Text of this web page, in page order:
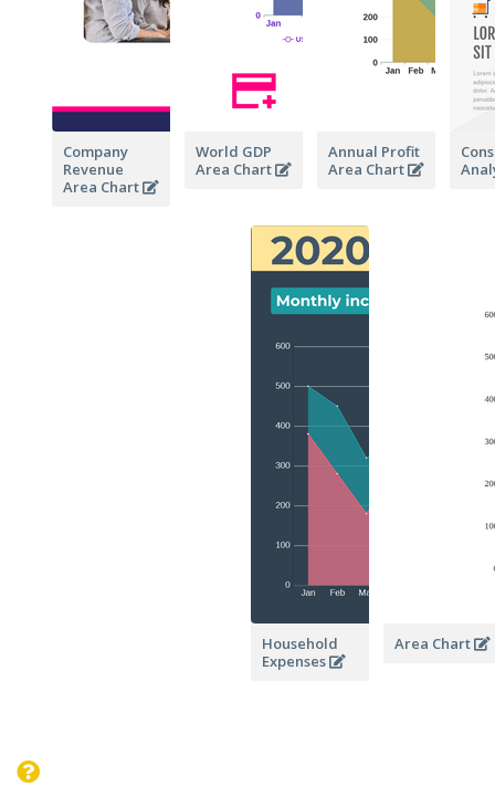
Company
Revenue
Area Chart
World GDP
Area Chart
Annual Profit
Area Chart
Household
Expenses
Area Chart